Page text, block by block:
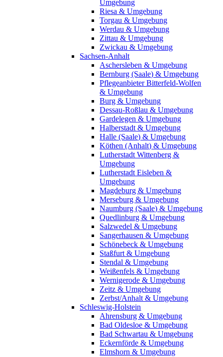
Umgebung
Riesa & Umgebung
Torgau & Umgebung
Werdau & Umgebung
Zittau & Umgebung
Zwickau & Umgebung
Sachsen-Anhalt
Aschersleben & Umgebung
Bernburg (Saale) & Umgebung
Pflegeanbieter Bitterfeld-Wolfen
& Umgebung
Burg & Umgebung
Dessau-Roßlau & Umgebung
Gardelegen & Umgebung
Halberstadt & Umgebung
Halle (Saale) & Umgebung
Köthen (Anhalt) & Umgebung
Lutherstadt Wittenberg &
Umgebung
Lutherstadt Eisleben &
Umgebung
Magdeburg & Umgebung
Merseburg & Umgebung
Naumburg (Saale) & Umgebung
Quedlinburg & Umgebung
Salzwedel & Umgebung
Sangerhausen & Umgebung
Schönebeck & Umgebung
Staßfurt & Umgebung
Stendal & Umgebung
Weißenfels & Umgebung
Wernigerode & Umgebung
Zeitz & Umgebung
Zerbst/Anhalt & Umgebung
Schleswig-Holstein
Ahrensburg & Umgebung
Bad Oldesloe & Umgebung
Bad Schwartau & Umgebung
Eckernförde & Umgebung
Elmshorn & Umgebung